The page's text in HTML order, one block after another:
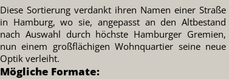
Diese Sortierung verdankt ihren Namen einer Straße
in Hamburg, wo sie, angepasst an den Altbestand
nach Auswahl durch höchste Hamburger Gremien,
nun einem großflächigen Wohnquartier seine neue
Optik verleiht.
Mögliche Formate: